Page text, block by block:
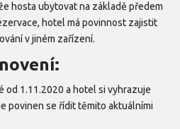
hosta ubytovat na základě předem
hotel má povinnost zajistit
v jiném zařízení.
od 1.11.2020 a hotel si vyhrazuje
povinen se řídit těmito aktuálními